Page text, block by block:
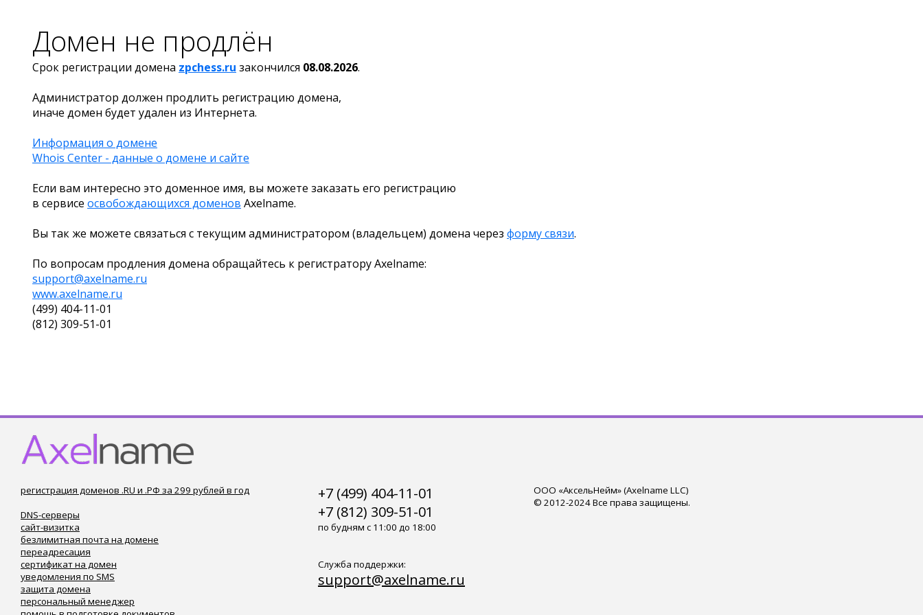
Домен не продлён
Срок регистрации домена zpchess.ru закончился 08.08.2026.
Администратор должен продлить регистрацию домена,
иначе домен будет удален из Интернета.
Информация о домене
Whois Center - данные о домене и сайте
Если вам интересно это доменное имя, вы можете заказать его регистрацию
в сервисе освобождающихся доменов Axelname.
Вы так же можете связаться с текущим администратором (владельцем) домена через форму связи.
По вопросам продления домена обращайтесь к регистратору Axelname:
support@axelname.ru
www.axelname.ru
(499) 404-11-01
(812) 309-51-01
регистрация доменов .RU и .РФ за 299 рублей в год
DNS-серверы
сайт-визитка
безлимитная почта на домене
переадресация
сертификат на домен
уведомления по SMS
защита домена
персональный менеджер
+7 (499) 404-11-01
+7 (812) 309-51-01
по будням с 11:00 до 18:00
Служба поддержки:
support@axelname.ru
ООО «АксельНейм» (Axelname LLC)
© 2012-2024 Все права защищены.